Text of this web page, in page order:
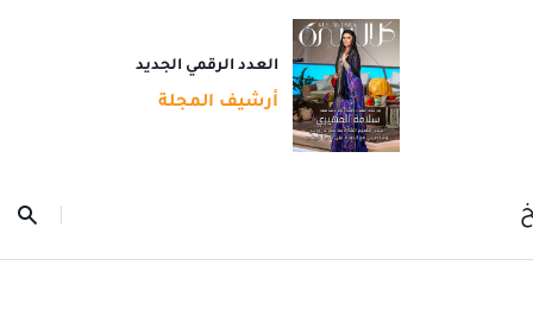
العدد الرقمي الجديد
أرشيف المجلة